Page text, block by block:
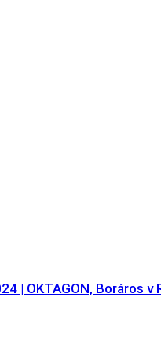
| OKTAGON, Boráros v